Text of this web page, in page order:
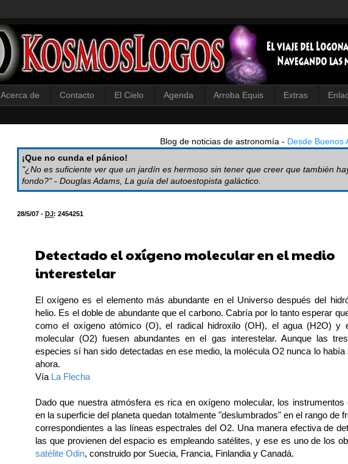
Acerca de Contacto El Cielo Agenda Arroba Equis Extras
Blog de noticias de astronomía - Desde Buenos
¡Que no cunda el pánico!
"¿No es suficiente ver que un jardín es hermoso sin tener que creer que también
fondo?" - Douglas Adams, La guía del autoestopista galáctico.
28/5/07 - DJ: 2454251
Detectado el oxígeno molecular en el medio
interestelar
El oxígeno es el elemento más abundante en el Universo después del
helio. Es el doble de abundante que el carbono. Cabría por lo tanto esperar
como el oxígeno atómico (O), el radical hidroxilo (OH), el agua (H2O) y
molecular (O2) fuesen abundantes en el gas interestelar. Aunque las
especies sí han sido detectadas en ese medio, la molécula O2 nunca lo había
ahora.
Vía La Flecha
Dado que nuestra atmósfera es rica en oxígeno molecular, los instrumentos
en la superficie del planeta quedan totalmente "deslumbrados" en el rango de
correspondientes a las líneas espectrales del O2. Una manera efectiva de
las que provienen del espacio es empleando satélites, y ese es uno de los
satélite Odin, construido por Suecia, Francia, Finlandia y Canadá.